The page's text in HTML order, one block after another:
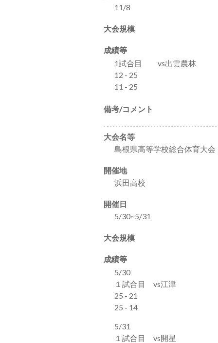
11/8
大会規模
成績等
1試合目 vs出雲農林
12 - 25
11 - 25
備考/コメント
大会名等
島根県高等学校総合体育大
開催地
浜田高校
開催日
5/30~5/31
大会規模
成績等
5/30
１試合目 vs江津
25 - 21
25 - 14
5/31
１試合目 vs開星